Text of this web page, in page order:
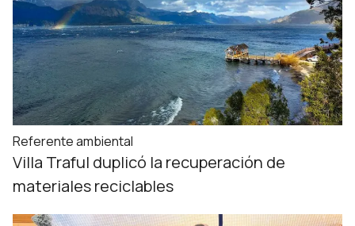
Referente ambiental
Villa Traful duplicó la recuperación de
materiales reciclables